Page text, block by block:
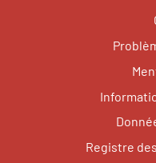
Registre